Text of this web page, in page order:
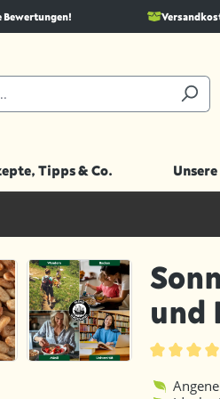
Bewertungen!
Tipps & Co.
und